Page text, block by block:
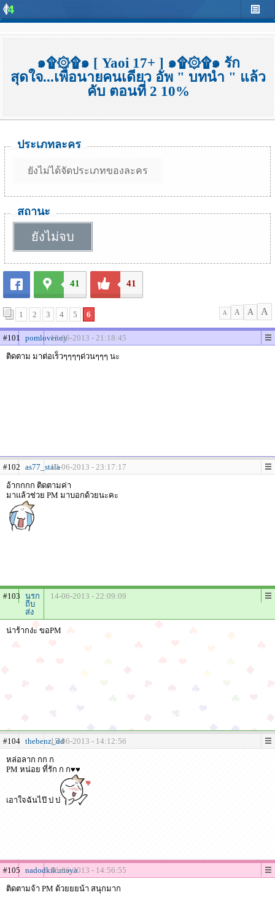
๑۩۞۩๑ [ Yaoi 17+ ] ๑۩۞۩๑ รัก
สุดใจ...เพื่อนายคนเดียว อัพ " บทนำ " แล้ว
คับ ตอนที่ 2 10%
ประเภทละคร
ยังไม่ได้จัดประเภทของละคร
สถานะ
ยังไม่จบ
41 41
1 2 3 4 5 6 A A A A
#101 pomlovenoy13-06-2013 - 21:18:45
ติดตาม มาต่อเร็วๆๆๆๆด่วนๆๆๆ นะ
#102 as77_stala13-06-2013 - 23:17:17
อ้ากกกก ติดตามค่า
มาแล้วช่วย PM มาบอกด้วยนะคะ
#103 นรก
ถีบ
ส่ง
14-06-2013 - 22:09:09
น่าร้ากง่ะ ขอPM
#104 thebenz_dd15-06-2013 - 14:12:56
หล่อลาก กก ก
PM หน่อย ที่รัก ก ก♥♥
เอาใจฉันไป๊ ป ป
#105 nadodkikunaya16-06-2013 - 14:56:55
ติดตามจ้า PM ด้วยยยน้า สนุกมาก